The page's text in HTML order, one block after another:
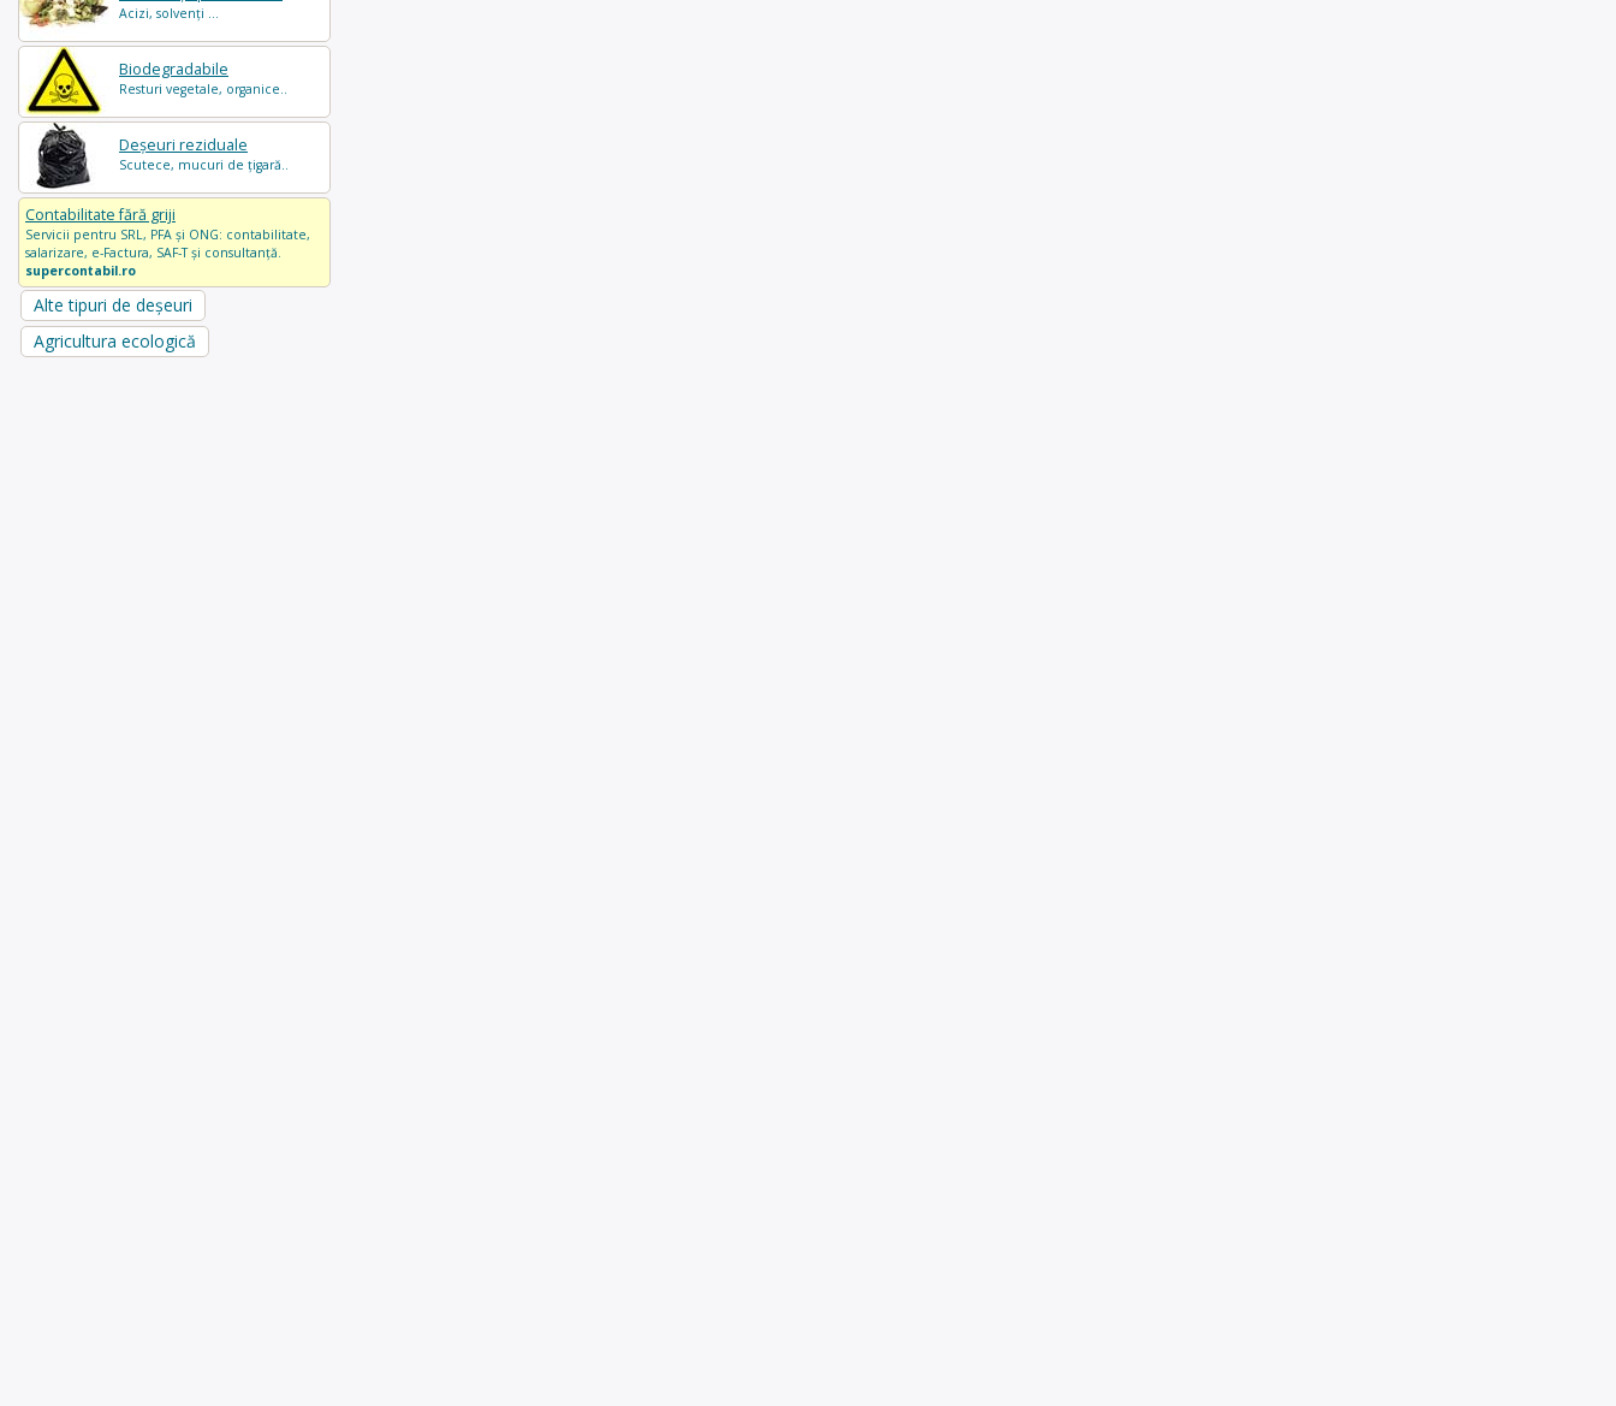
Acizi, solvenți ...
Biodegradabile
Resturi vegetale, organice..
Deșeuri reziduale
Scutece, mucuri de țigară..
Contabilitate fără griji
Servicii pentru SRL, PFA și ONG: contabilitate,
salarizare, e-Factura, SAF-T și consultanță.
supercontabil.ro
Alte tipuri de deșeuri
Agricultura ecologică